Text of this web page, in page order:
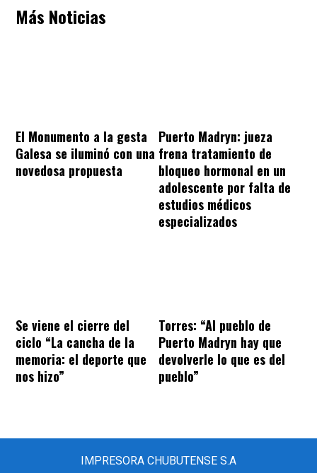
Más Noticias
El Monumento a la gesta
Galesa se iluminó con una
novedosa propuesta
Puerto Madryn: jueza
frena tratamiento de
bloqueo hormonal en un
adolescente por falta de
estudios médicos
especializados
Se viene el cierre del
ciclo “La cancha de la
memoria: el deporte que
nos hizo”
Torres: “Al pueblo de
Puerto Madryn hay que
devolverle lo que es del
pueblo”
IMPRESORA CHUBUTENSE S.A